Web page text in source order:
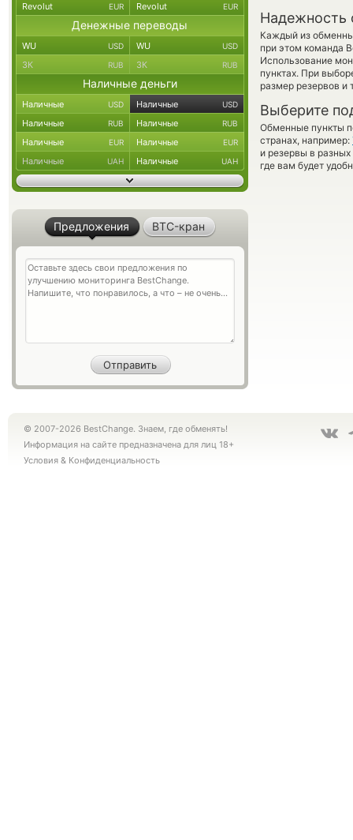
Надежность
Каждый из
при этом команда
Использование
пунктах. При
размер резервов и
Выберите
Обменные пункты
странах, например:
и резервы в
где вам будет
Revolut EUR Revolut EUR
Денежные переводы
WU USD WU USD
ЗК RUB ЗК RUB
Наличные деньги
Наличные USD Наличные USD
Наличные RUB Наличные RUB
Наличные EUR Наличные EUR
Наличные UAH Наличные UAH
Предложения BTC-кран
© 2007-2026 BestChange. Знаем, где обменять!
Информация на сайте предназначена для лиц 18+
Условия & Конфиденциальность